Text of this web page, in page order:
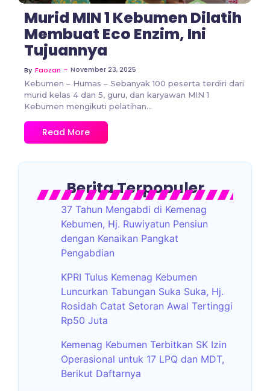
Murid MIN 1 Kebumen Dilatih
Membuat Eco Enzim, Ini
Tujuannya
By Faozan ~ November 23, 2025
Kebumen – Humas – Sebanyak 100 peserta terdiri dari
murid kelas 4 dan 5, guru, dan karyawan MIN 1
Kebumen mengikuti pelatihan...
Read More
Berita Terpopuler
37 Tahun Mengabdi di Kemenag
Kebumen, Hj. Ruwiyatun Pensiun
dengan Kenaikan Pangkat
Pengabdian
KPRI Tulus Kemenag Kebumen
Luncurkan Tabungan Suka Suka, Hj.
Rosidah Catat Setoran Awal Tertinggi
Rp50 Juta
Kemenag Kebumen Terbitkan SK Izin
Operasional untuk 17 LPQ dan MDT,
Berikut Daftarnya